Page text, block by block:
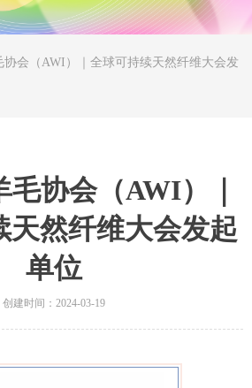
协会（AWI）｜
天然纤维大会发起
单位
协会（AWI）｜全球可持续天然纤维大会发
创建时间： 2024-03-19